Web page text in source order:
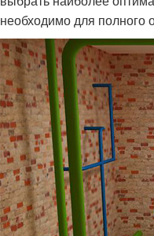
необходимо для полного